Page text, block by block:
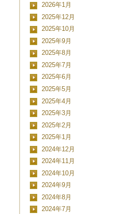
2026年1月
2025年12月
2025年10月
2025年9月
2025年8月
2025年7月
2025年6月
2025年5月
2025年4月
2025年3月
2025年2月
2025年1月
2024年12月
2024年11月
2024年10月
2024年9月
2024年8月
2024年7月